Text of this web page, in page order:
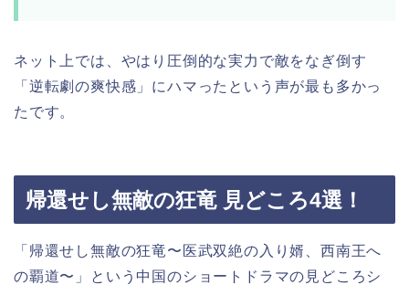
ネット上では、やはり圧倒的な実力で敵をなぎ倒す
「逆転劇の爽快感」にハマったという声が最も多かっ
たです。
帰還せし無敵の狂竜 見どころ4選！
「帰還せし無敵の狂竜〜医武双絶の入り婿、西南王へ
の覇道〜」という中国のショートドラマの見どころシ